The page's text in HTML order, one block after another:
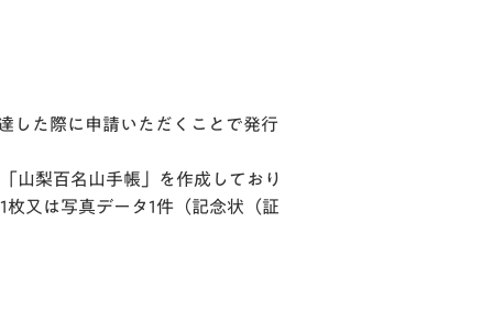
した際に申請いただくことで発行
山梨百名山手帳」を作成しており
又は写真データ1件（記念状（証